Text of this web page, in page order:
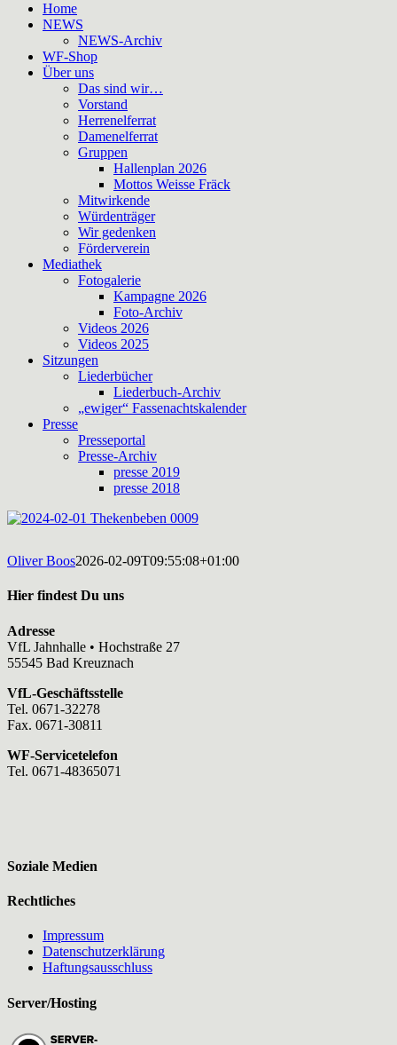
Home
NEWS
NEWS-Archiv
WF-Shop
Über uns
Das sind wir…
Vorstand
Herrenelferrat
Damenelferrat
Gruppen
Hallenplan 2026
Mottos Weisse Fräck
Mitwirkende
Würdenträger
Wir gedenken
Förderverein
Mediathek
Fotogalerie
Kampagne 2026
Foto-Archiv
Videos 2026
Videos 2025
Sitzungen
Liederbücher
Liederbuch-Archiv
„ewiger“ Fassenachtskalender
Presse
Presseportal
Presse-Archiv
presse 2019
presse 2018
Oliver Boos2026-02-09T09:55:08+01:00
Hier findest Du uns
Adresse
VfL Jahnhalle • Hochstraße 27
55545 Bad Kreuznach
VfL-Geschäftsstelle
Tel. 0671-32278
Fax. 0671-30811
WF-Servicetelefon
Tel. 0671-48365071
Soziale Medien
Rechtliches
Impressum
Datenschutzerklärung
Haftungsausschluss
Server/Hosting